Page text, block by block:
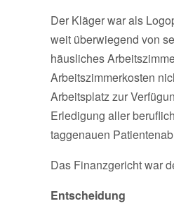
Der Kläger war als
weit überwiegend von
häusliches
Arbeitszimmerkosten
Arbeitsplatz zur
Erledigung aller
taggenauen
Das Finanzgericht war
Entscheidung